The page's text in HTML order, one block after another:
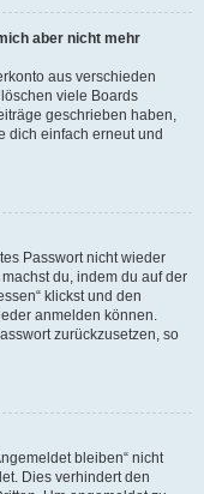
aber nicht mehr
aus verschieden
viele Boards
geschrieben haben,
dich einfach erneut und
Passwort nicht wieder
du, indem du auf der
klickst und den
anmelden können.
zurückzusetzen, so
bleiben“ nicht
Dies verhindert den